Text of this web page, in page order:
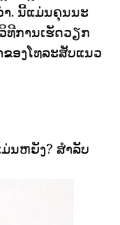
າ. ນີ້ແມ່ນຄຸນນະ
ທີການເຮັດວຽກ
ອງໂທລະສັບແນວ
ນຫຍັງ? ສໍາລັບ